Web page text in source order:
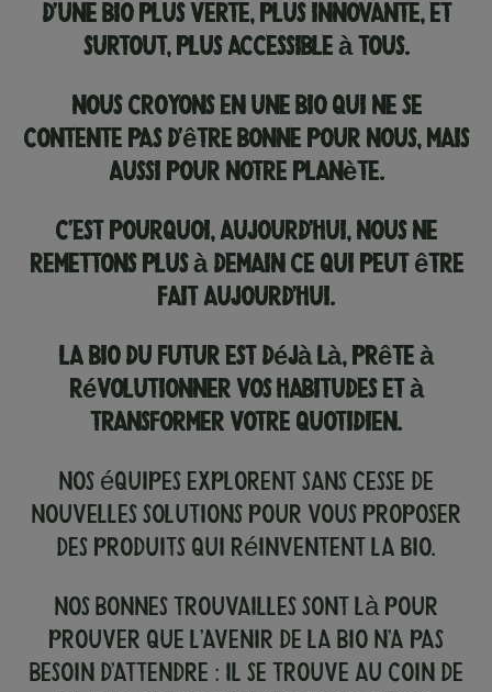
d’une bio plus verte, plus innovante, et
surtout, plus accessible à tous.
Nous croyons en une bio qui ne se
contente pas d’être bonne pour nous, mais
aussi pour notre planète.
C’est pourquoi, aujourd’hui, nous ne
remettons plus à demain ce qui peut être
fait aujourd’hui.
La bio du futur est déjà là, prête à
révolutionner vos habitudes et à
transformer votre quotidien.
Nos équipes explorent sans cesse de
nouvelles solutions pour vous proposer
des produits qui réinventent la bio.
Nos Bonnes Trouvailles sont là pour
prouver que l’avenir de la bio n’a pas
besoin d’attendre : il se trouve au coin de